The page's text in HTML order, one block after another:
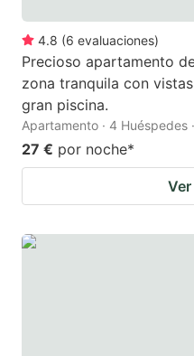
4.8 (6 evaluaciones)
Precioso apartamento
zona tranquila con
gran piscina.
Apartamento · 4 Huéspedes
27 € por noche*